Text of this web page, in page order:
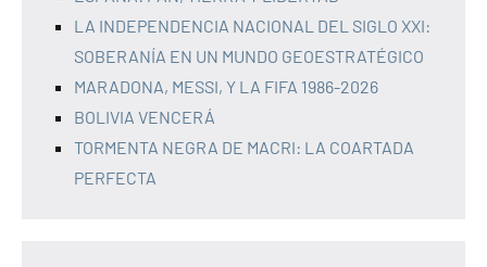
LA INDEPENDENCIA NACIONAL DEL SIGLO XXI:
SOBERANÍA EN UN MUNDO GEOESTRATÉGICO
MARADONA, MESSI, Y LA FIFA 1986-2026
BOLIVIA VENCERÁ
TORMENTA NEGRA DE MACRI: LA COARTADA
PERFECTA